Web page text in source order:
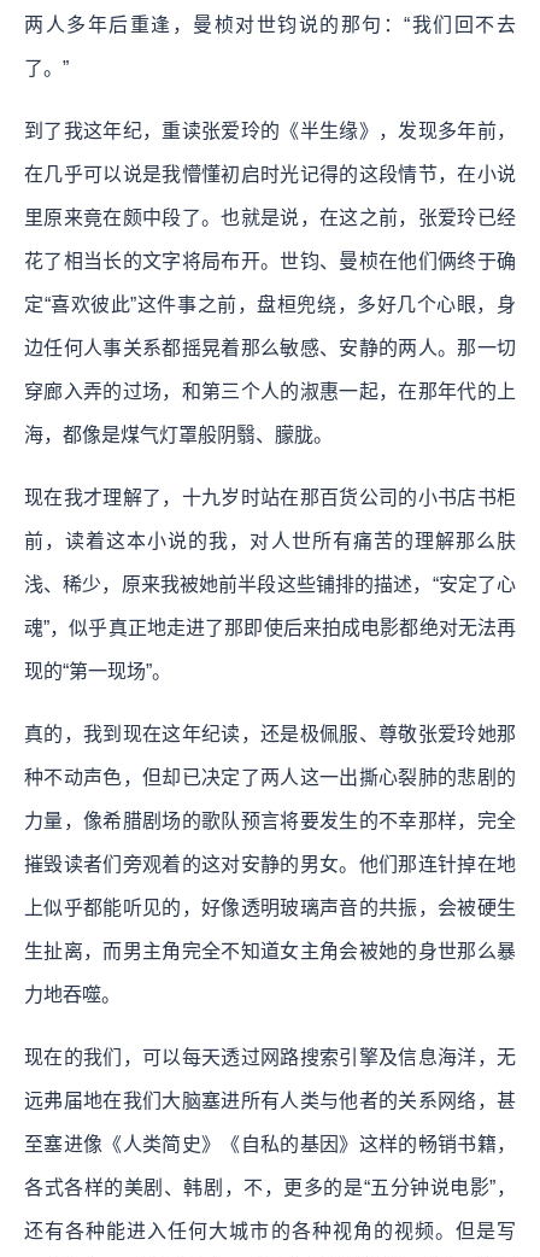
两人多年后重逢，曼桢对世钧说的那句：“我们回不去
了。”
到了我这年纪，重读张爱玲的《半生缘》，发现多年前，
在几乎可以说是我懵懂初启时光记得的这段情节，在小说
里原来竟在颇中段了。也就是说，在这之前，张爱玲已经
花了相当长的文字将局布开。世钧、曼桢在他们俩终于确
定“喜欢彼此”这件事之前，盘桓兜绕，多好几个心眼，身
边任何人事关系都摇晃着那么敏感、安静的两人。那一切
穿廊入弄的过场，和第三个人的淑惠一起，在那年代的上
海，都像是煤气灯罩般阴翳、朦胧。
现在我才理解了，十九岁时站在那百货公司的小书店书柜
前，读着这本小说的我，对人世所有痛苦的理解那么肤
浅、稀少，原来我被她前半段这些铺排的描述，“安定了心
魂”，似乎真正地走进了那即使后来拍成电影都绝对无法再
现的“第一现场”。
真的， 我到现在这年纪读，还是极佩服、尊敬张爱玲她那
种不动声色，但却已决定了两人这一出撕心裂肺的悲剧的
力量，像希腊剧场的歌队预言将要发生的不幸那样，完全
摧毁读者们旁观着的这对安静的男女。他们那连针掉在地
上似乎都能听见的，好像透明玻璃声音的共振，会被硬生
生扯离，而男主角完全不知道女主角会被她的身世那么暴
力地吞噬。
现在的我们，可以每天透过网路搜索引擎及信息海洋，无
远弗届地在我们大脑塞进所有人类与他者的关系网络，甚
至塞进像《人类简史》《自私的基因》这样的畅销书籍，
各式各样的美剧、韩剧，不，更多的是“五分钟说电影”，
还有各种能进入任何大城市的各种视角的视频。但是写